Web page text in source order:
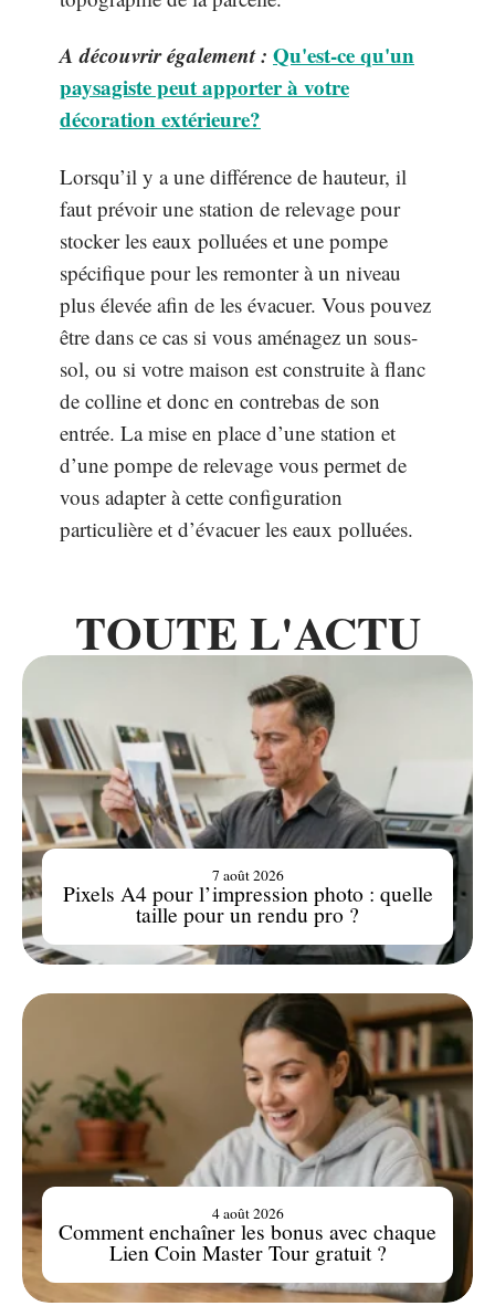
A découvrir également : Qu'est-ce qu'un
paysagiste peut apporter à votre
décoration extérieure?
Lorsqu’il y a une différence de hauteur, il
faut prévoir une station de relevage pour
stocker les eaux polluées et une pompe
spécifique pour les remonter à un niveau
plus élevée afin de les évacuer. Vous pouvez
être dans ce cas si vous aménagez un sous-
sol, ou si votre maison est construite à flanc
de colline et donc en contrebas de son
entrée. La mise en place d’une station et
d’une pompe de relevage vous permet de
vous adapter à cette configuration
particulière et d’évacuer les eaux polluées.
TOUTE L'ACTU
Pixels A4 pour l’impression photo : quelle
taille pour un rendu pro ?
7 août 2026
Comment enchaîner les bonus avec chaque
Lien Coin Master Tour gratuit ?
4 août 2026